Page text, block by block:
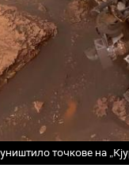
точкове на